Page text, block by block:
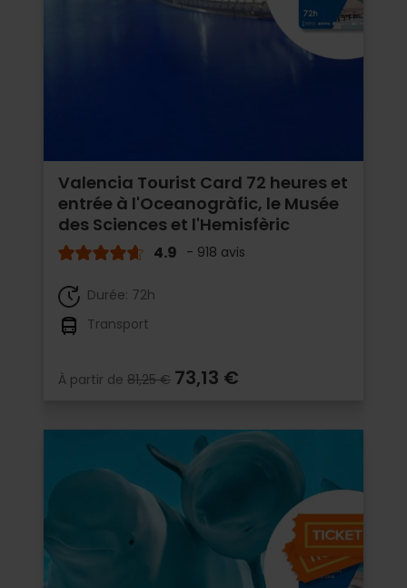
Valencia Tourist Card 72 heures et
entrée à l'Oceanogràfic, le Musée
des Sciences et l'Hemisfèric
4.9 - 918 avis
Durée: 72h
Transport
À partir de 81,25 € 73,13 €